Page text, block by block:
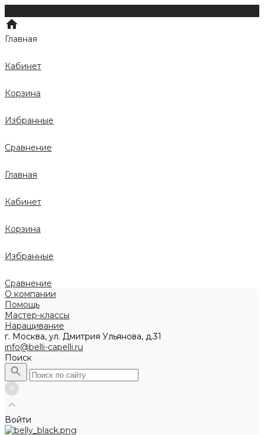
Главная
Кабинет
Корзина
Избранные
Сравнение
Главная
Кабинет
Корзина
Избранные
Сравнение
О компании
Помощь
Мастер-классы
Наращивание
г. Москва, ул. Дмитрия Ульянова, д.31
info@belli-capelli.ru
Поиск
Войти